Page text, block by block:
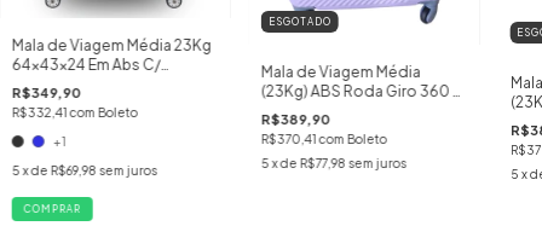
Mala de Viagem Média 23Kg
64x43x24 Em Abs C/
Rodinhas 360º
R$349,90
R$332,41com Boleto
+1
5 x de R$69,98 sem juros
COMPRAR
ESGOTADO
Mala de Viagem Média
(23Kg) ABS Roda Giro 360 -
Cruzeiro
R$389,90
R$370,41com Boleto
5 x de R$77,98 sem juros
5 x